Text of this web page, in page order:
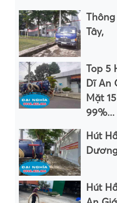
Tây,
Top 5
Dĩ An
Mặt
99%...
Hút
Hút